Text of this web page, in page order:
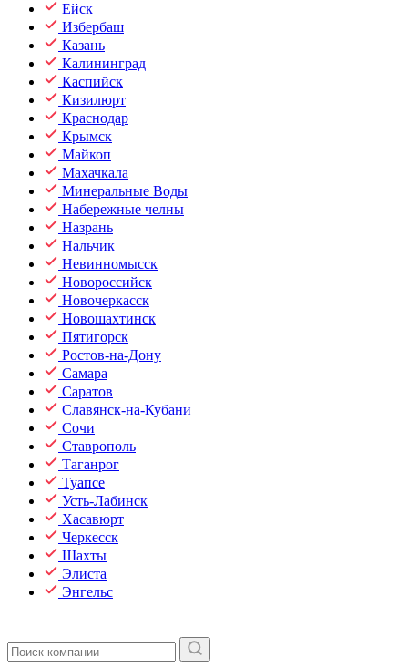
Ейск
Избербаш
Казань
Калининград
Каспийск
Кизилюрт
Краснодар
Крымск
Майкоп
Махачкала
Минеральные Воды
Набережные челны
Назрань
Нальчик
Невинномысск
Новороссийск
Новочеркасск
Новошахтинск
Пятигорск
Ростов-на-Дону
Самара
Саратов
Славянск-на-Кубани
Сочи
Ставрополь
Таганрог
Туапсе
Усть-Лабинск
Хасавюрт
Черкесск
Шахты
Элиста
Энгельс